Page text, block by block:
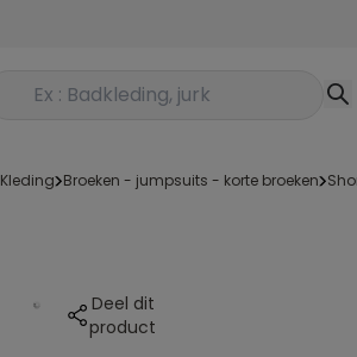
un produit
kleding broeken - jumpsuits - korte broeken
Deel dit
product